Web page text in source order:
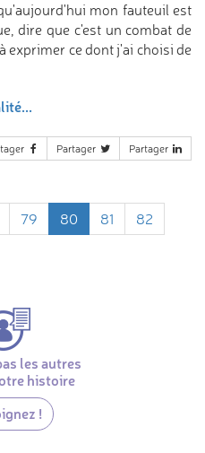
mon fauteuil est
dire que c'est un combat de
exprimer ce dont j'ai choisi de
Partager Partager
79 80 81
82
les autres
histoire
!